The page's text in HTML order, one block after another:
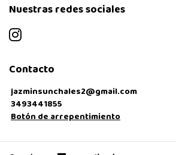
Nuestras redes sociales
Contacto
jazminsunchales2@gmail.com
3493441855
Botón de arrepentimiento